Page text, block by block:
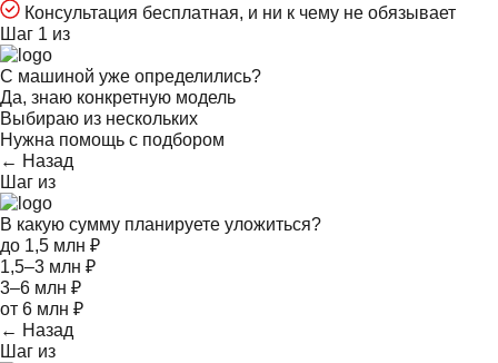
Консультация бесплатная, и ни к чему не обязывает
Шаг 1 из
С машиной уже определились?
Да, знаю конкретную модель
Выбираю из нескольких
Нужна помощь с подбором
← Назад
Шаг из
В какую сумму планируете уложиться?
до 1,5 млн ₽
1,5–3 млн ₽
3–6 млн ₽
от 6 млн ₽
← Назад
Шаг из